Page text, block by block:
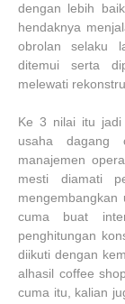
dengan lebih
hendaknya
obrolan selaku
ditemui serta
melewati
Ke 3 nilai itu jadi
usaha dagang
manajemen
mesti diamati
cuma buat
penghitungan
diikuti dengan
alhasil coffee
cuma itu, kalian